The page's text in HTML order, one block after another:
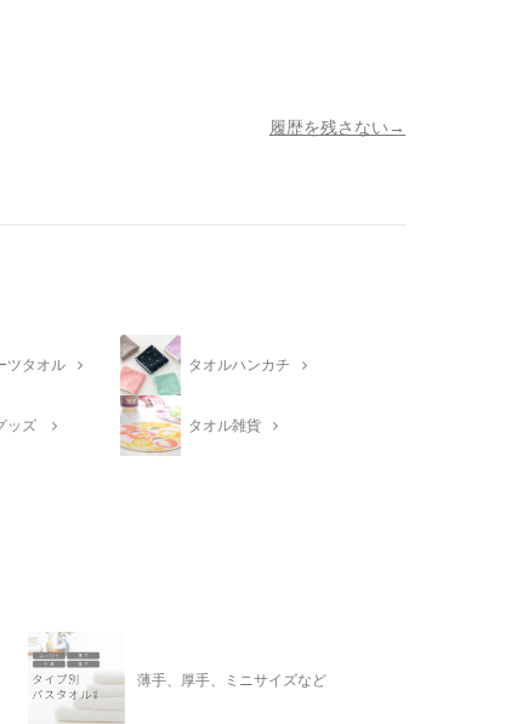
履歴を残さない
ツタオル タオルハンカチ
ッズ タオル雑貨
薄手、厚手、ミニサイズなど